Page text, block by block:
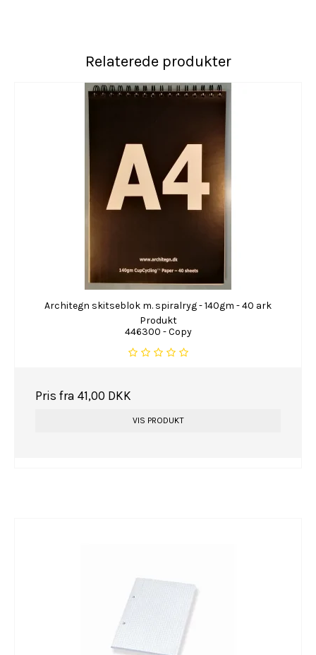
Relaterede produkter
Architegn skitseblok m. spiralryg - 140gm - 40 ark
Produkt
446300 - Copy
Pris fra 41,00 DKK
VIS PRODUKT